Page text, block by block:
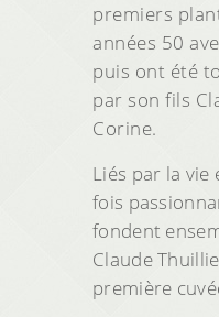
premiers
années 50
puis ont été
par son fils
Corine.
Liés par la
fois
fondent
Claude
première